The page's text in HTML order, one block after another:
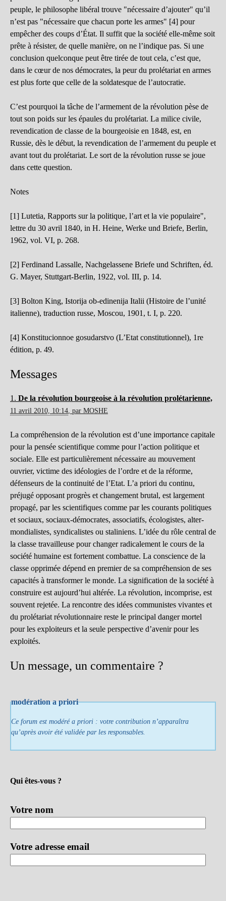
peuple, le philosophe libéral trouve "nécessaire d’ajouter" qu’il
n’est pas "nécessaire que chacun porte les armes" [4] pour
empêcher des coups d’État. Il suffit que la société elle-même soit
prête à résister, de quelle manière, on ne l’indique pas. Si une
conclusion quelconque peut être tirée de tout cela, c’est que,
dans le cœur de nos démocrates, la peur du prolétariat en armes
est plus forte que celle de la soldatesque de l’autocratie.
C’est pourquoi la tâche de l’armement de la révolution pèse de
tout son poids sur les épaules du prolétariat. La milice civile,
revendication de classe de la bourgeoisie en 1848, est, en
Russie, dès le début, la revendication de l’armement du peuple et
avant tout du prolétariat. Le sort de la révolution russe se joue
dans cette question.
Notes
[1] Lutetia, Rapports sur la politique, l’art et la vie populaire",
lettre du 30 avril 1840, in H. Heine, Werke und Briefe, Berlin,
1962, vol. VI, p. 268.
[2] Ferdinand Lassalle, Nachgelassene Briefe und Schriften, éd.
G. Mayer, Stuttgart-Berlin, 1922, vol. III, p. 14.
[3] Bolton King, Istorija ob-edinenija Italii (Histoire de l’unité
italienne), traduction russe, Moscou, 1901, t. I, p. 220.
[4] Konstitucionnoe gosudarstvo (L’Etat constitutionnel), 1re
édition, p. 49.
Messages
1. De la révolution bourgeoise à la révolution prolétarienne,
11 avril 2010, 10:14, par MOSHE
La compréhension de la révolution est d’une importance capitale
pour la pensée scientifique comme pour l’action politique et
sociale. Elle est particulièrement nécessaire au mouvement
ouvrier, victime des idéologies de l’ordre et de la réforme,
défenseurs de la continuité de l’Etat. L’a priori du continu,
préjugé opposant progrès et changement brutal, est largement
propagé, par les scientifiques comme par les courants politiques
et sociaux, sociaux-démocrates, associatifs, écologistes, alter-
mondialistes, syndicalistes ou staliniens. L’idée du rôle central de
la classe travailleuse pour changer radicalement le cours de la
société humaine est fortement combattue. La conscience de la
classe opprimée dépend en premier de sa compréhension de ses
capacités à transformer le monde. La signification de la société à
construire est aujourd’hui altérée. La révolution, incomprise, est
souvent rejetée. La rencontre des idées communistes vivantes et
du prolétariat révolutionnaire reste le principal danger mortel
pour les exploiteurs et la seule perspective d’avenir pour les
exploités.
Un message, un commentaire ?
modération a priori
Ce forum est modéré a priori : votre contribution n’apparaîtra
qu’après avoir été validée par les responsables.
Qui êtes-vous ?
Votre nom
Votre adresse email